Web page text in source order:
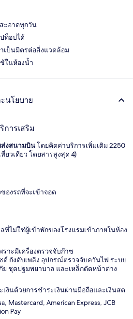
ะอาดทุกวัน
ท็อปได้
เป็นมิตรต่อสิ่งแวดล้อม
ในห้องน้ำ
นโยบาย
การเสริม
ส่งสนามบินโดยคิดค่าบริการเพิ่มเติม 2250
ยวเดียว โดยสารสูงสุด 4)
องรถที่จะเข้าจอด
ไม่ใช่ผู้เข้าพักของโรงแรมเข้าภายในห้อง
ราะมีเครื่องตรวจจับก๊าซ
ถังดับเพลิง อุปกรณ์ตรวจจับควันไฟ ระบบ
ชุดปฐมพยาบาล และเหล็กดัดหน้าต่าง
งินด้วยการชำระเงินผ่านมือถือและเงินสด
Mastercard, American Express, JCB
Pay